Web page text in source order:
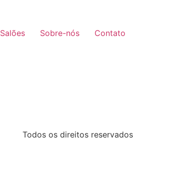
Salões Sobre-nós Contato
Todos os direitos reservados